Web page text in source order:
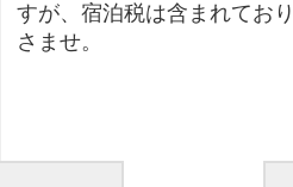
すが、宿泊税は含まれてお
さませ。